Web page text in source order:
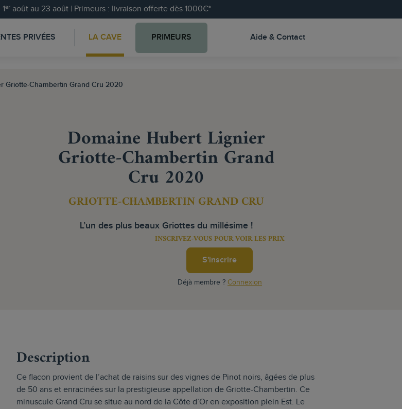
août au 23 août | Primeurs : livraison offerte dès 1000€*
PRIVÉES LA CAVE PRIMEURS Aide & Contact
Griotte-Chambertin Grand Cru 2020
Domaine Hubert Lignier
Griotte-Chambertin Grand
Cru 2020
GRIOTTE-CHAMBERTIN GRAND CRU
L’un des plus beaux Griottes du millésime !
INSCRIVEZ-VOUS POUR VOIR LES PRIX
S'inscrire
Déjà membre ? Connexion
Description
Ce flacon provient de l’achat de raisins sur des vignes de Pinot noirs, âgées de plus
de 50 ans et enracinées sur la prestigieuse appellation de Griotte-Chambertin. Ce
minuscule Grand Cru se situe au nord de la Côte d’Or en exposition plein Est. Le